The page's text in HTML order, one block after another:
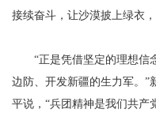
接续奋斗，让沙漠披上绿衣
“正是凭借坚定的理想信
边防、开发新疆的生力军。”
平说，“兵团精神是我们共产